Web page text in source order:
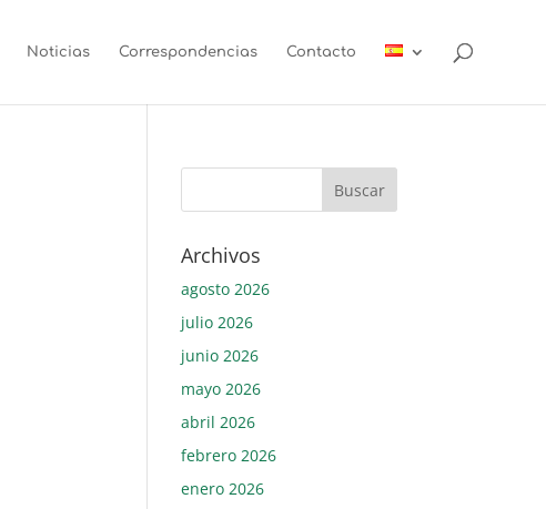
Noticias Correspondencias Contacto
Archivos
agosto 2026
julio 2026
junio 2026
mayo 2026
abril 2026
febrero 2026
enero 2026